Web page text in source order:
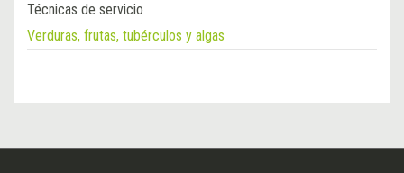
Técnicas de servicio
Verduras, frutas, tubérculos y algas